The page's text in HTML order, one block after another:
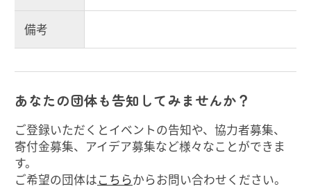
備考
あなたの団体も告知してみませんか？
ご登録いただくとイベントの告知や、協力者募集、
寄付金募集、アイデア募集など様々なことができま
す。
ご希望の団体はこちらからお問い合わせください。